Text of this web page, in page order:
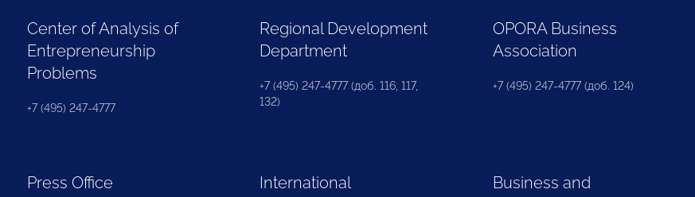
Center of Analysis of
Entrepreneurship
Problems
+7 (495) 247-4777
Regional Development
Department
+7 (495) 247-4777 (доб. 116, 117,
132)
OPORA Business
Association
+7 (495) 247-4777 (доб. 124)
Press Office
International
Business and